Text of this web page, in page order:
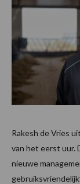
Rakesh de Vries
van het eerst uur.
nieuwe